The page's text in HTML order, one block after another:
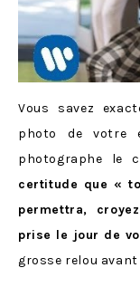
Vous savez
photo de votre
photographe le
certitude que «
permettra,
prise le jour de
grosse relou avant